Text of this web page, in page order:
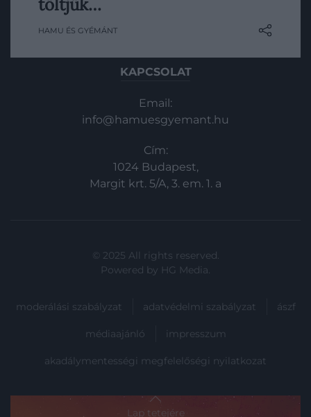
nem tett jót, vajon mi a helyet az újakkal?
HAMU ÉS GYÉMÁNT
KAPCSOLAT
Email:
info@hamuesgyemant.hu
Cím:
1024 Budapest,
Margit krt. 5/A, 3. em. 1. a
© 2025 All rights reserved.
Powered by HG Media.
moderálási szabályzat adatvédelmi szabályzat ászf
médiaajánló impresszum
akadálymentességi megfelelőségi nyilatkozat
Lap tetejére